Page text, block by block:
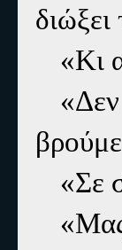
διώξει
«Κι
«Σε